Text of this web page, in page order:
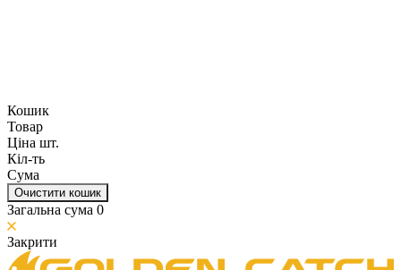
Кошик
Товар
Ціна шт.
Кіл-ть
Сума
Очистити кошик
Загальна сума 0
Закрити